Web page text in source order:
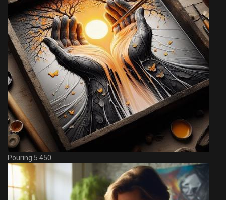
Pouring 5 450